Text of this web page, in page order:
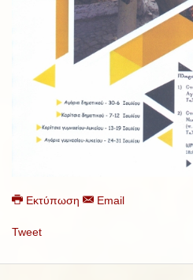
Εκτύπωση Email
Tweet